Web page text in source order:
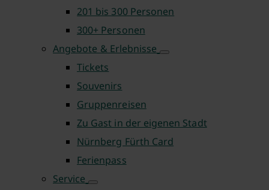
201 bis 300 Personen
300+ Personen
Angebote & Erlebnisse
Tickets
Souvenirs
Gruppenreisen
Zu Gast in der eigenen Stadt
Nürnberg Fürth Card
Ferienpass
Service